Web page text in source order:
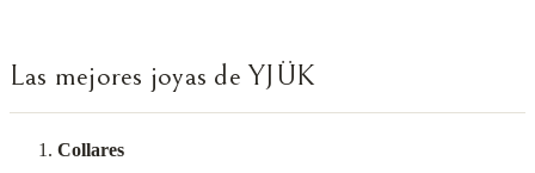
Las mejores joyas de YJÜK
Collares